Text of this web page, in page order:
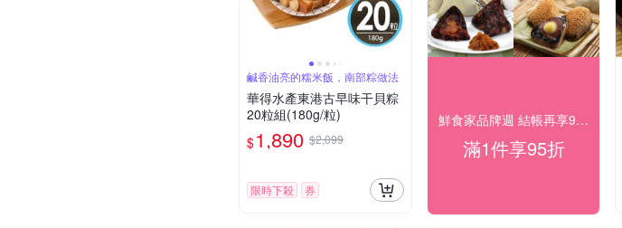
鹹香油亮的糯米飯，南部粽做法
華得水產東港古早味干貝粽
20粒組(180g/粒)
$1,890 $2,099
限時下殺 券
鮮食家品牌週 結帳再享95折 !
滿1件享95折